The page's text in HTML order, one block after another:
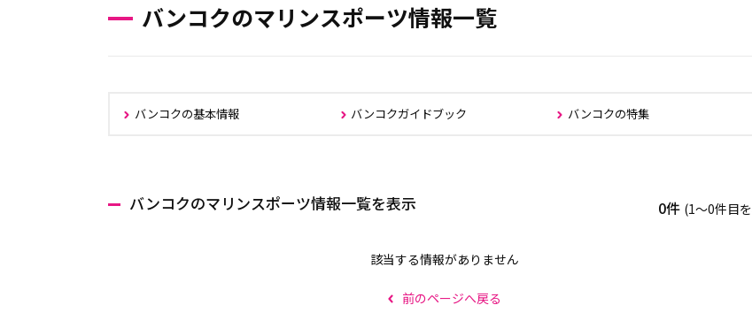
バンコクのマリンスポーツ情報一覧
バンコクの基本情報 バンコクガイドブック バンコクの特集
バンコクのマリンスポーツ情報一覧を表示 0件 (1〜0件目
該当する情報がありません
前のページへ戻る